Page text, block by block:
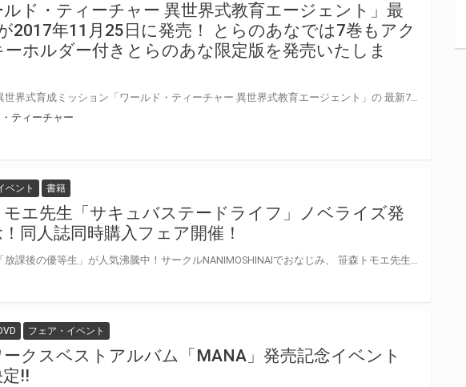
ルド・ティーチャー 異世界式教育エージェント」最
2017年11月25日に発売！ とらのあなでは7巻もアク
ーホルダー付きとらのあな限定版を発売いたしま
大人気の異世界式育成ミッション「ワールド・ティーチャー 異世界式教育エージェント」の 最新7巻が2017年11月25日に発売！ 同日にはコミック版の最新2巻も発売になりますので楽しみですね♪ とらのあなでは原作最新7巻の発売に合わせて今巻も「アクリルキーホルダー付きとらのあな限定版」を発売します。 今巻では「フィア」のかわいいSDイラストをご用意！ 是非この機会にお買い求めください！
ティーチャー
ベント 書籍
モエ先生「サキュバステードライフ」ノベライズ発
同人誌同時購入フェア開催！
初単行本「放課後の優等生」が人気沸騰中！サークルNANIMOSHINAIでおなじみ、 笹森トモエ先生の人気シリーズ「サキュバステードライフ」が美少女文庫からノベライズ！ イラストはもちろん、笹森トモエ先生が担当されており、巻中漫画合わせて豪華16枚の大ボリューム！ その発売を記念して、こちらの文庫と笹森トモエ先生の同人誌「サキュバステードライフ」シリーズとの同時購入フェアを開催いたします！
フェア・イベント
ークスベストアルバム「MANA」発売記念イベント
!!